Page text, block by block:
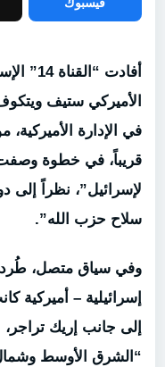
أفادت
الأميركي ستيف
في الإدارة
قريباً، في خطوة وصفت
لإسرائيل”، نظراً إلى
سلاح حزب الله”.
وفي سياق متصل،
إسرائيلية – أميركية
إلى جانب إريك
“الشرق الأوسط